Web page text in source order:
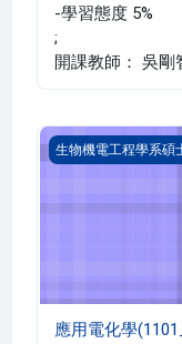
-學習態度 5%
;
開課教師： 吳剛
應用電化學
生物機電工程學系碩
應用電化學